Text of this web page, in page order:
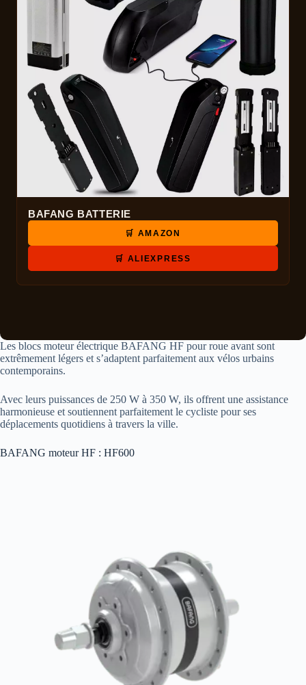
BAFANG BATTERIE
🛒 AMAZON
🛒 ALIEXPRESS
Les blocs moteur électrique BAFANG HF pour roue avant sont
extrêmement légers et s’adaptent parfaitement aux vélos urbains
contemporains.
Avec leurs puissances de 250 W à 350 W, ils offrent une assistance
harmonieuse et soutiennent parfaitement le cycliste pour ses
déplacements quotidiens à travers la ville.
BAFANG moteur HF : HF600